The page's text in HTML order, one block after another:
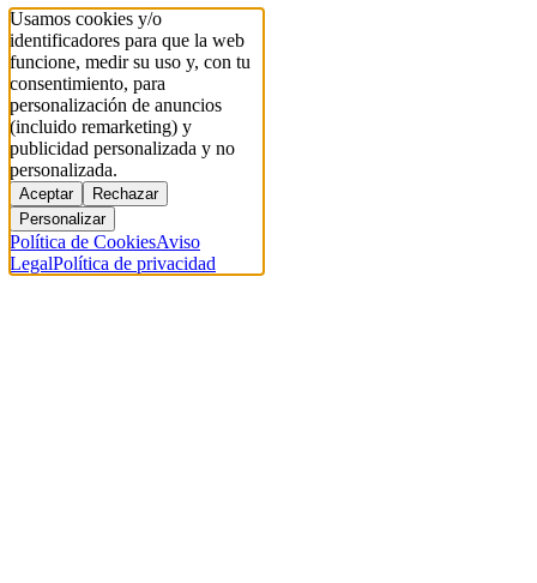
Usamos cookies y/o
identificadores para que la web
funcione, medir su uso y, con tu
consentimiento, para
personalización de anuncios
(incluido remarketing) y
publicidad personalizada y no
personalizada.
Aceptar
Rechazar
Personalizar
Política de CookiesAviso
LegalPolítica de privacidad